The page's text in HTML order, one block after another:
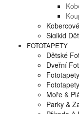
Sigikid
FOTOTAPETY
Dětské
Dveřní
Moře &
Parky &